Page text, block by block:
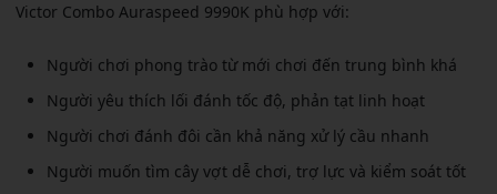
Victor Combo Auraspeed 9990K phù hợp với:
Người chơi phong trào từ mới chơi đến trung bình khá
Người yêu thích lối đánh tốc độ, phản tạt linh hoạt
Người chơi đánh đôi cần khả năng xử lý cầu nhanh
Người muốn tìm cây vợt dễ chơi, trợ lực và kiểm soát tốt